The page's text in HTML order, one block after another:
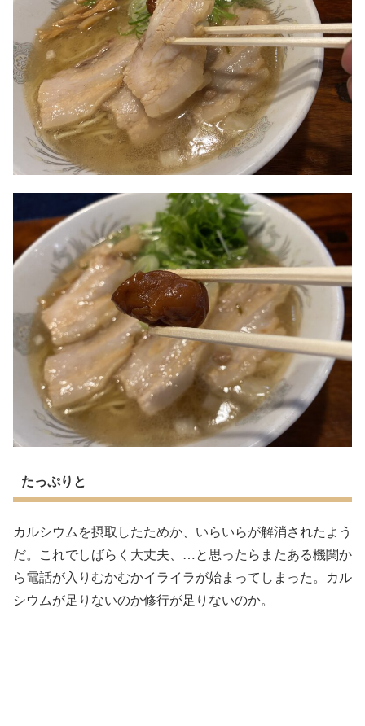
たっぷりと
カルシウムを摂取したためか、いらいらが解消されたよう
だ。これでしばらく大丈夫、…と思ったらまたある機関か
ら電話が入りむかむかイライラが始まってしまった。カル
シウムが足りないのか修行が足りないのか。